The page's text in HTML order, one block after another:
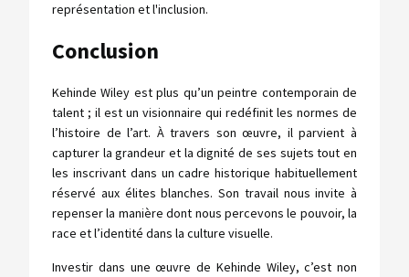
représentation et l'inclusion.
Conclusion
Kehinde Wiley est plus qu’un peintre contemporain de
talent ; il est un visionnaire qui redéfinit les normes de
l’histoire de l’art. À travers son œuvre, il parvient à
capturer la grandeur et la dignité de ses sujets tout en
les inscrivant dans un cadre historique habituellement
réservé aux élites blanches. Son travail nous invite à
repenser la manière dont nous percevons le pouvoir, la
race et l’identité dans la culture visuelle.
Investir dans une œuvre de Kehinde Wiley, c’est non